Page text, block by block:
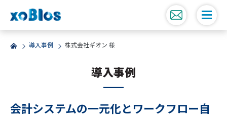
導入事例 株式会社ギオン 様
導入事例
会計システムの一元化とワークフロー自